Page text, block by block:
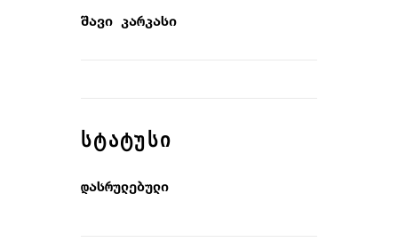
შავი კარკასი
ᲡᲢᲐᲢᲣᲡᲘ
დასრულებული